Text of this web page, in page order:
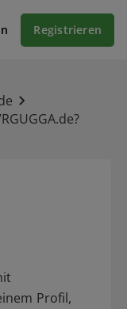
Registrieren
Profil,